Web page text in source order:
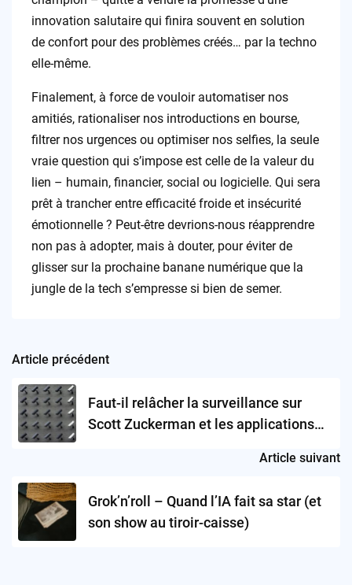
innovation salutaire qui finira souvent en solution
de confort pour des problèmes créés… par la techno
elle-même.
Finalement, à force de vouloir automatiser nos
amitiés, rationaliser nos introductions en bourse,
filtrer nos urgences ou optimiser nos selfies, la seule
vraie question qui s’impose est celle de la valeur du
lien – humain, financier, social ou logicielle. Qui sera
prêt à trancher entre efficacité froide et insécurité
émotionnelle ? Peut-être devrions-nous réapprendre
non pas à adopter, mais à douter, pour éviter de
glisser sur la prochaine banane numérique que la
jungle de la tech s’empresse si bien de semer.
Post
navigation
Article précédent
Faut-il relâcher la surveillance sur
Scott Zuckerman et les applications
Article suivant
Grok’n’roll – Quand l’IA fait sa star (et
son show au tiroir-caisse)